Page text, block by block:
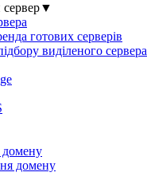
▼
готових серверів
виділеного сервера
домену
домену